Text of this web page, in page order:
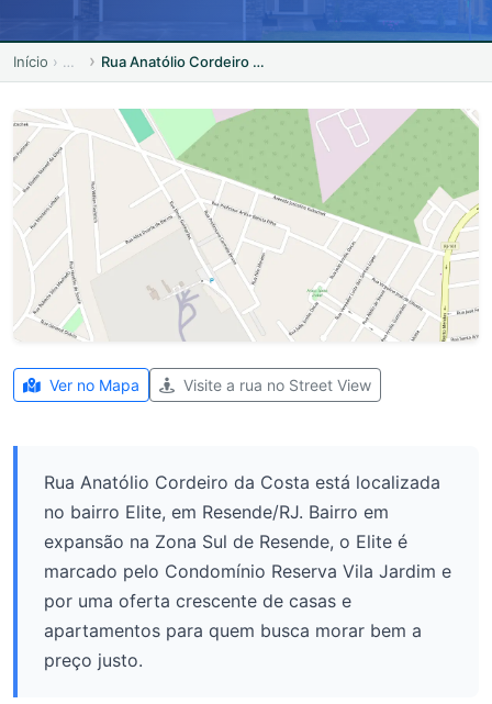
Início Rua Anatólio Cordeiro da Costa
Ver no Mapa Visite a rua no Street View
Rua Anatólio Cordeiro da Costa está localizada
no bairro Elite, em Resende/RJ. Bairro em
expansão na Zona Sul de Resende, o Elite é
marcado pelo Condomínio Reserva Vila Jardim e
por uma oferta crescente de casas e
apartamentos para quem busca morar bem a
preço justo.